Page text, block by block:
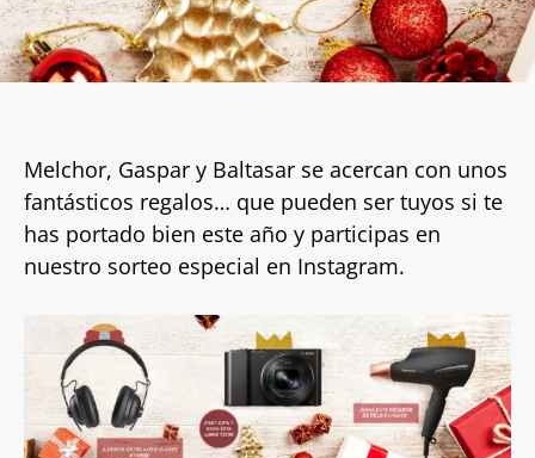
Melchor, Gaspar y Baltasar se acercan con unos
fantásticos regalos… que pueden ser tuyos si te
has portado bien este año y participas en
nuestro sorteo especial en Instagram.